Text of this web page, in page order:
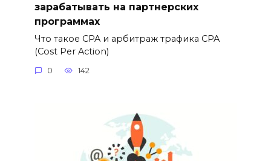
зарабатывать на партнерских
программах
Что такое CPA и арбитраж трафика CPA
(Cost Per Action)
0 142